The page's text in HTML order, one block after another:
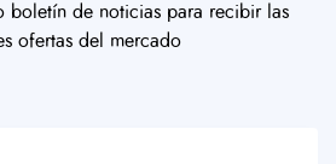
boletín de noticias para recibir las
ofertas del mercado